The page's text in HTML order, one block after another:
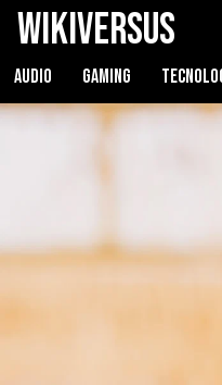
WikiVersus
AUDIO GAMING